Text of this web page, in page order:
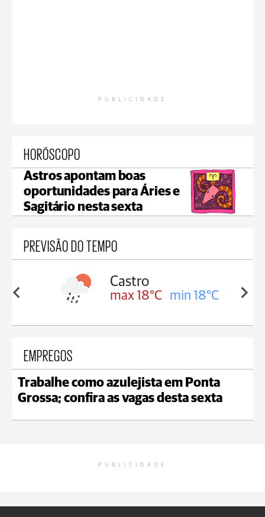
PUBLICIDADE
HORÓSCOPO
Astros apontam boas
oportunidades para Áries e
Sagitário nesta sexta
PREVISÃO DO TEMPO
17°C
Castro
max 18°C min 18°C
EMPREGOS
Trabalhe como azulejista em Ponta
Grossa; confira as vagas desta sexta
PUBLICIDADE